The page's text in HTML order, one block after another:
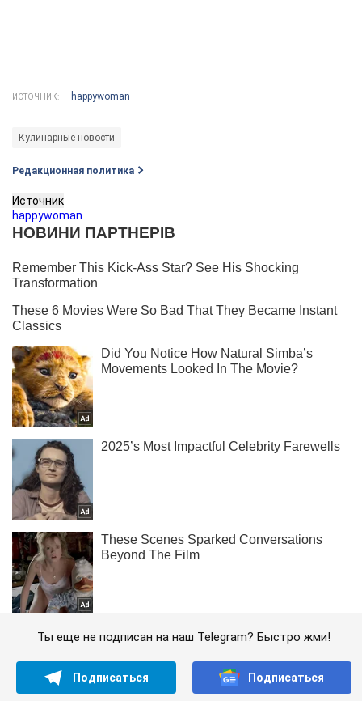
ИСТОЧНИК: happywoman
Кулинарные новости
Редакционная политика
Источник
happywoman
Ты еще не подписан на наш Telegram? Быстро жми!
Подписаться Подписаться